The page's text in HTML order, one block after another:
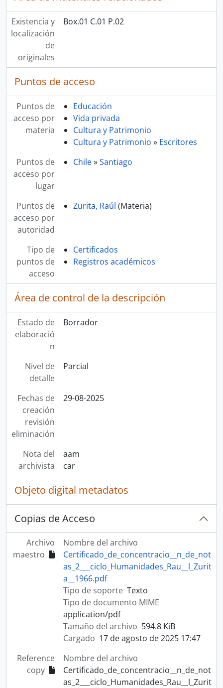
Existencia y
localización
de
originales
Box.01 C.01 P.02
Puntos de acceso
Puntos de
acceso por
materia
Educación
Vida privada
Cultura y Patrimonio
Cultura y Patrimonio » Escritores
Puntos de
acceso por
lugar
Chile»Santiago
Puntos de
acceso por
autoridad
Zurita, Raúl (Materia)
Tipo de
puntos de
acceso
Certificados
Registros académicos
Área de control de la descripción
Estado de
elaboració
n
Borrador
Nivel de
detalle
Parcial
Fechas de
creación
revisión
eliminación
29-08-2025
Nota del
archivista
aam
car
Objeto digital metadatos
Copias de Acceso
Archivo
maestro
Nombre del archivo
Certificado_de_concentracio__n_de_not
as_2___ciclo_Humanidades_Rau__l_Zurit
a__1966.pdf
Tipo de soporte Texto
Tipo de documento MIME
application/pdf
Tamaño del archivo 594.8 KiB
Cargado 17 de agosto de 2025 17:47
Reference
copy
Nombre del archivo
Certificado_de_concentracio__n_de_not
as_2___ciclo_Humanidades_Rau__l_Zurit